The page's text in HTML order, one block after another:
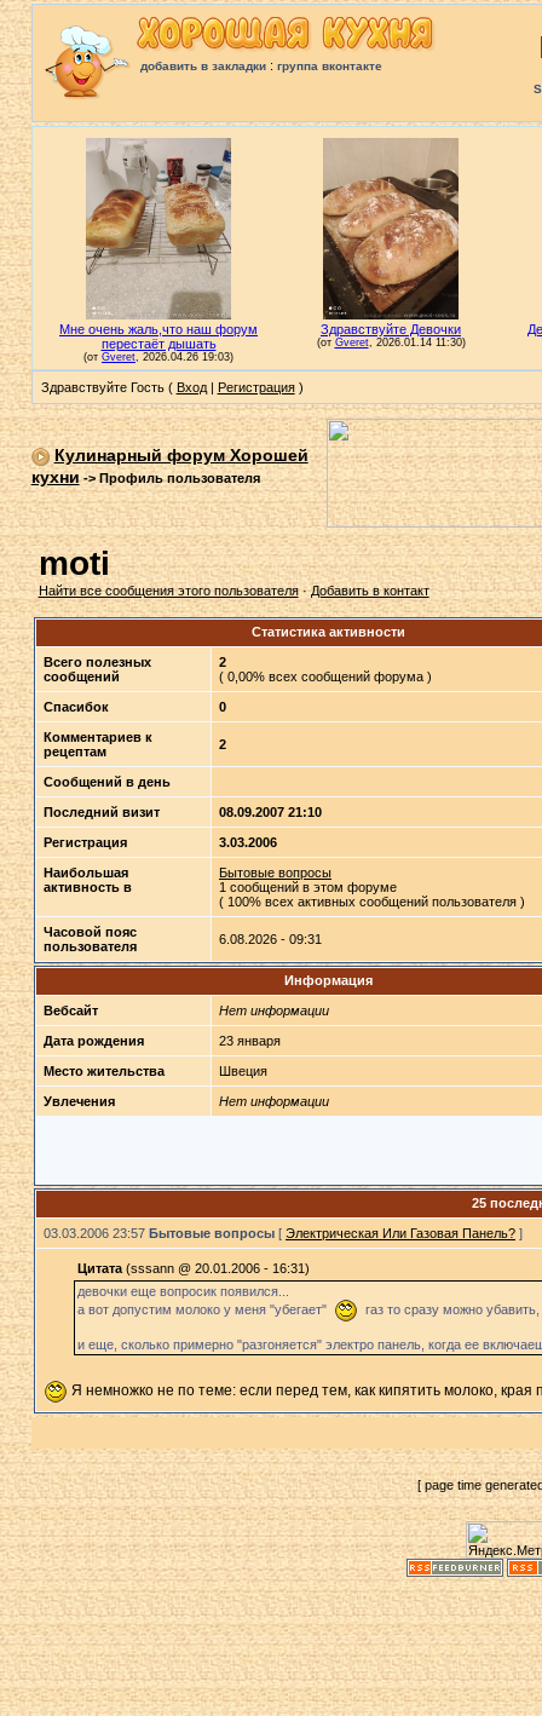
добавить в закладки: группа вконтакте
Здравствуйте Гость ( Вход| Регистрация)
Кулинарный форум Хорошей
кухни->Профиль пользователя
moti
Найти все сообщения этого пользователя·Добавить в контакт
Статистика активности
Всего полезных
сообщений
2
( 0,00% всех сообщений форума )
Спасибок 0
Комментариев к
рецептам
2
Сообщений в день
Последний визит 08.09.2007 21:10
Регистрация 3.03.2006
Наибольшая
активность в
Бытовые вопросы
1 сообщений в этом форуме
( 100% всех активных сообщений пользователя )
Часовой пояс
пользователя
6.08.2026 - 09:31
Информация
Вебсайт Нет информации
Дата рождения 23 января
Место жительства Швеция
Увлечения Нет информации
25
03.03.2006 23:57 Бытовые вопросы[ Электрическая Или Газовая Панель?]
Цитата(sssann @ 20.01.2006 - 16:31)
девочки еще вопросик появился...
а вот допустим молоко у меня "убегает"
газ то сразу можно
и еще, сколько примерно "разгоняется" электро панель, когда ее
Я немножко не по теме: если перед тем, как кипятить молоко,
[ page time